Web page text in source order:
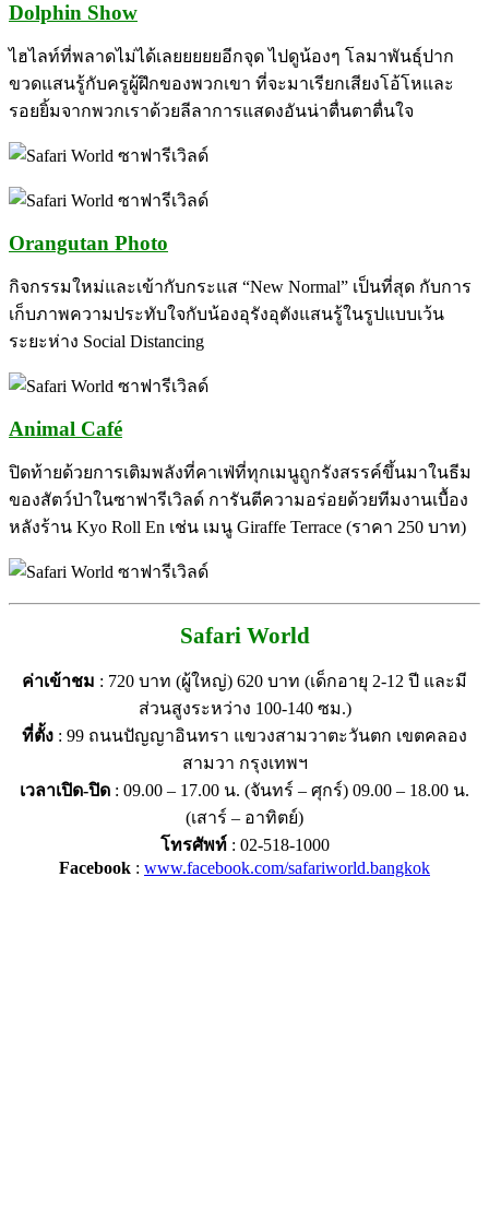
Dolphin Show
ไฮไลท์ที่พลาดไม่ได้เลยยยยยอีกจุด ไปดูน้องๆ โลมาพันธุ์ปาก
ขวดแสนรู้กับครูผู้ฝึกของพวกเขา ที่จะมาเรียกเสียงโอ้โหและ
รอยยิ้มจากพวกเราด้วยลีลาการแสดงอันน่าตื่นตาตื่นใจ
Orangutan Photo
กิจกรรมใหม่และเข้ากับกระแส “New Normal” เป็นที่สุด กับการ
เก็บภาพความประทับใจกับน้องอุรังอุตังแสนรู้ในรูปแบบเว้น
ระยะห่าง Social Distancing
Animal Café
ปิดท้ายด้วยการเติมพลังที่คาเฟ่ที่ทุกเมนูถูกรังสรรค์ขึ้นมาในธีม
ของสัตว์ป่าในซาฟารีเวิลด์ การันตีความอร่อยด้วยทีมงานเบื้อง
หลังร้าน Kyo Roll En เช่น เมนู Giraffe Terrace (ราคา 250 บาท)
Safari World
ค่าเข้าชม : 720 บาท (ผู้ใหญ่) 620 บาท (เด็กอายุ 2-12 ปี และมี
ส่วนสูงระหว่าง 100-140 ซม.)
ที่ตั้ง : 99 ถนนปัญญาอินทรา แขวงสามวาตะวันตก เขตคลอง
สามวา กรุงเทพฯ
เวลาเปิด-ปิด : 09.00 – 17.00 น. (จันทร์ – ศุกร์) 09.00 – 18.00 น.
(เสาร์ – อาทิตย์)
โทรศัพท์: 02-518-1000
Facebook : www.facebook.com/safariworld.bangkok